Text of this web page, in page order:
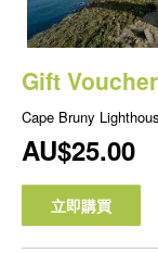
Gift Voucher
Cape Bruny
AU$25.00
立即購買